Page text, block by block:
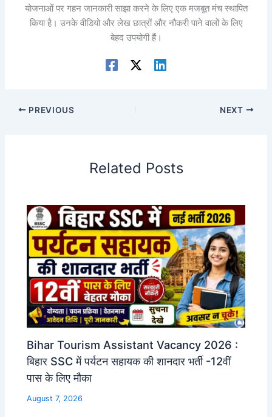
योजनाओं पर गहन जानकारी साझा करने के लिए एक मजबूत मंच स्थापित
किया है। उनके वीडियो और लेख छात्रों और नौकरी पाने वालों के लिए
बेहद उपयोगी हैं।
PREVIOUS NEXT
Related Posts
Bihar Tourism Assistant Vacancy 2026 :
बिहार SSC में पर्यटन सहायक की शानदार भर्ती -12वीं
पास के लिए मौका
August 7, 2026